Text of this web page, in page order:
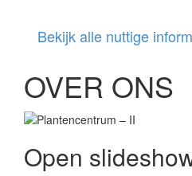
Bekijk alle nuttige
OVER ONS
Open